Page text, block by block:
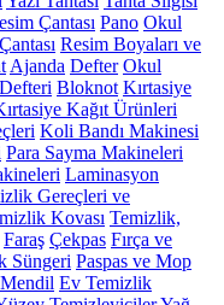
Çantası Pano Okul
Resim Boyaları ve
Ajanda Defter Okul
Bloknot Kırtasiye
Kağıt Ürünleri
Koli Bandı Makinesi
Para Sayma Makineleri
Laminasyon
Gereçleri ve
Kovası Temizlik,
Faraş Çekpas Fırça ve
Süngeri Paspas ve Mop
Ev Temizlik